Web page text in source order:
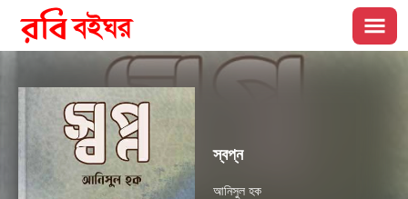
স্বপ্ন
আনিসুল হক